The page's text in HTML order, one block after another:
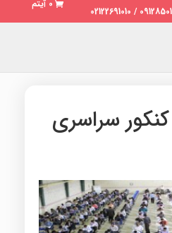
0 آیتم
کنکور سراسری